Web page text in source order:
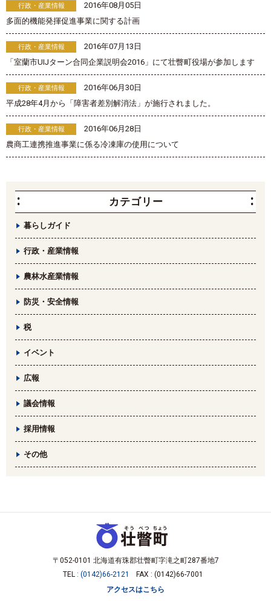
行政・産業情報
2016年08月05日
多面的機能発揮促進事業に関する計画
行政・産業情報
2016年07月13日
「室蘭市UIJターン合同企業説明会2016」にて壮瞥町役場が参加します
行政・産業情報
2016年06月30日
平成28年4月から「障害者差別解消法」が施行されました。
行政・産業情報
2016年06月28日
農商工連携推進事業に係る冷凍庫の使用について
カテゴリー
暮らしガイド
行政・産業情報
農林水産業情報
防災・安全情報
税
イベント
広報
議会情報
採用情報
その他
〒052-0101 北海道有珠郡壮瞥町字滝之町287番地7
TEL : (0142)66-2121
FAX : (0142)66-7001
アクセスはこちら